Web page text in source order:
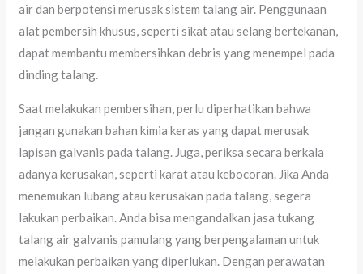
air dan berpotensi merusak sistem talang air. Penggunaan
alat pembersih khusus, seperti sikat atau selang bertekanan,
dapat membantu membersihkan debris yang menempel pada
dinding talang.
Saat melakukan pembersihan, perlu diperhatikan bahwa
jangan gunakan bahan kimia keras yang dapat merusak
lapisan galvanis pada talang. Juga, periksa secara berkala
adanya kerusakan, seperti karat atau kebocoran. Jika Anda
menemukan lubang atau kerusakan pada talang, segera
lakukan perbaikan. Anda bisa mengandalkan jasa tukang
talang air galvanis pamulang yang berpengalaman untuk
melakukan perbaikan yang diperlukan. Dengan perawatan